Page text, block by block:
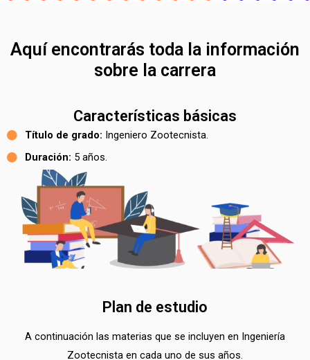
Aquí encontrarás toda la información
sobre la carrera
Características básicas
Título de grado: Ingeniero Zootecnista.
Duración: 5 años.
Plan de estudio
A continuación las materias que se incluyen en Ingeniería
Zootecnista en cada uno de sus años.